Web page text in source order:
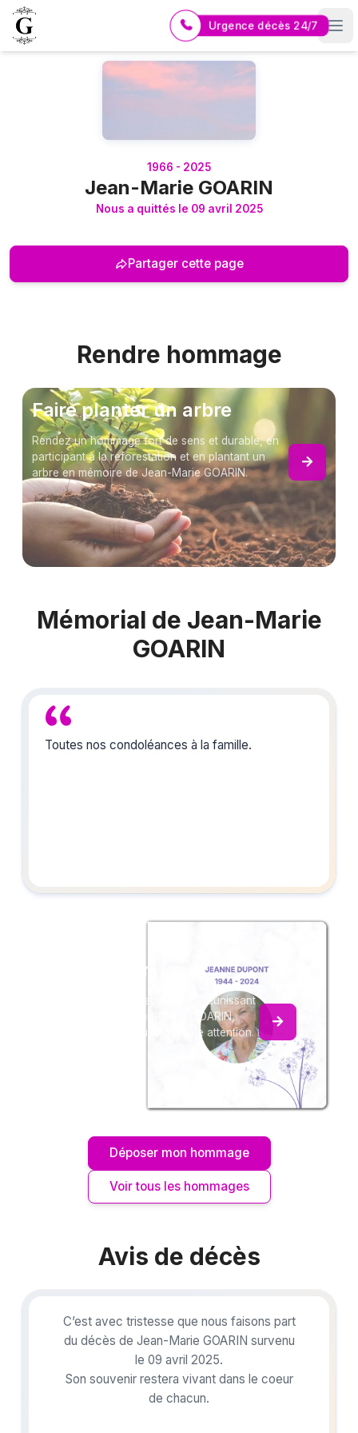
Logo Pompes Funèbres GUERIN
Urgence décès 24/7
1966 - 2025
Jean-Marie GOARIN
Nous a quittés le 09 avril 2025
Partager cette page
Rendre hommage
Faire planter un arbre
Rendez un hommage fort de sens et durable, en
participant à la reforestation et en plantant un
arbre en mémoire de Jean-Marie GOARIN.
Mémorial de Jean-Marie
GOARIN
Toutes nos condoléances à la famille.
du souvenir
Créez un album collaboratif en réunissant
les hommages à Jean-Marie GOARIN,
pour vous ou pour une délicate attention.
Déposer mon hommage
Voir tous les hommages
Avis de décès
C’est avec tristesse que nous faisons part
du décès de Jean-Marie GOARIN survenu
le 09 avril 2025.
Son souvenir restera vivant dans le coeur
de chacun.